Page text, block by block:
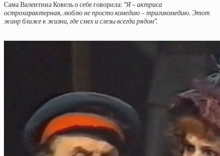
Сама Валентина Ковель о себе говорила: “Я – актриса
острохаpaктерная, люблю не просто комедию – трагикомедию. Этот
жанр ближе к жизни, где смех и слезы всегда рядом”.